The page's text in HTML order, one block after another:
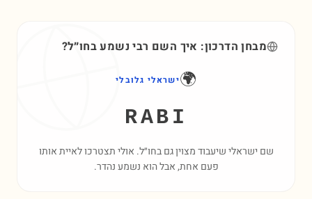
מבחן הדרכון: איך השם רבינשמע בחו״ל?
🌍ישראלי גלובלי
RABI
שם ישראלי שיעבוד מצוין גם בחו״ל. אולי תצטרכו לאיית אותו
פעם אחת, אבל הוא נשמע נהדר.